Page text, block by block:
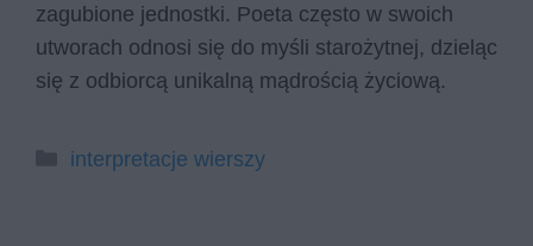
zagubione jednostki. Poeta często w swoich
utworach odnosi się do myśli starożytnej, dzieląc
się z odbiorcą unikalną mądrością życiową.
Kategorie
interpretacje wierszy